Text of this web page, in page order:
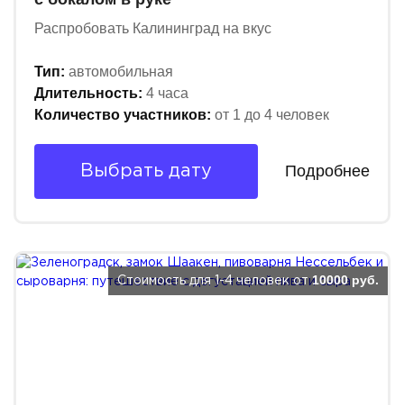
Распробовать Калининград на вкус
Тип: автомобильная
Длительность: 4 часа
Количество участников: от 1 до 4 человек
Выбрать дату Подробнее
Стоимость для 1-4 человек от10000 руб.